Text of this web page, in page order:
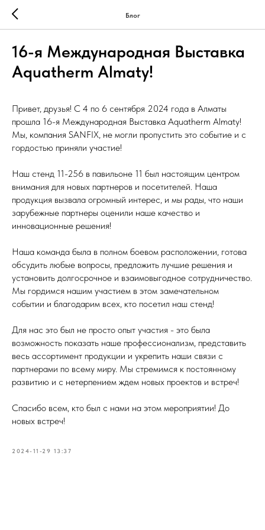
Блог
16-я Международная Выставка
Aquatherm Almaty!
Привет, друзья! С 4 по 6 сентября 2024 года в Алматы
прошла 16-я Международная Выставка Aquatherm Almaty!
Мы, компания SANFIX, не могли пропустить это событие и с
гордостью приняли участие!
Наш стенд 11-256 в павильоне 11 был настоящим центром
внимания для новых партнеров и посетителей. Наша
продукция вызвала огромный интерес, и мы рады, что наши
зарубежные партнеры оценили наше качество и
инновационные решения!
Наша команда была в полном боевом расположении, готова
обсудить любые вопросы, предложить лучшие решения и
установить долгосрочное и взаимовыгодное сотрудничество.
Мы гордимся нашим участием в этом замечательном
событии и благодарим всех, кто посетил наш стенд!
Для нас это был не просто опыт участия - это была
возможность показать наше профессионализм, представить
весь ассортимент продукции и укрепить наши связи с
партнерами по всему миру. Мы стремимся к постоянному
развитию и с нетерпением ждем новых проектов и встреч!
Спасибо всем, кто был с нами на этом мероприятии! До
новых встреч!
2024-11-29 13:37